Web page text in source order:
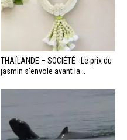
THAÏLANDE – SOCIÉTÉ : Le prix du
jasmin s’envole avant la...